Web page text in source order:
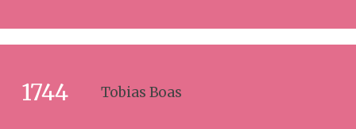
1744 Tobias Boas